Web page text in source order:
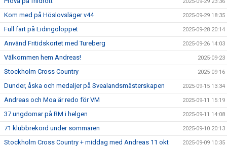
2025-09-29 23:36
Kom med på Höslovsläger v44 2025-09-29 18:35
Full fart på Lidingöloppet 2025-09-28 20:14
Använd Fritidskortet med Tureberg 2025-09-26 14:03
Välkommen hem Andreas! 2025-09-23
Stockholm Cross Country 2025-09-16
Dunder, åska och medaljer på Svealandsmästerskapen 2025-09-15 13:34
Andreas och Moa är redo för VM 2025-09-11 15:19
37 ungdomar på RM i helgen 2025-09-11 14:08
71 klubbrekord under sommaren 2025-09-10 20:13
Stockholm Cross Country + middag med Andreas 11 okt 2025-09-09 10:35